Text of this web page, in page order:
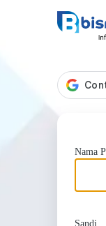
Nama
Sandi